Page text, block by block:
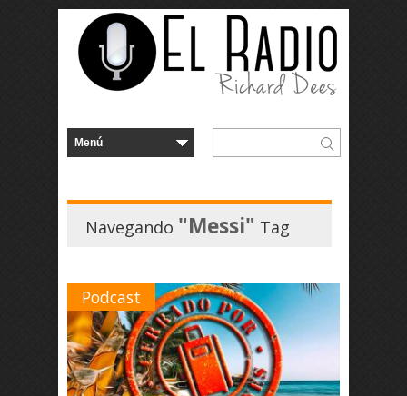
Navegando "Messi" Tag
Podcast